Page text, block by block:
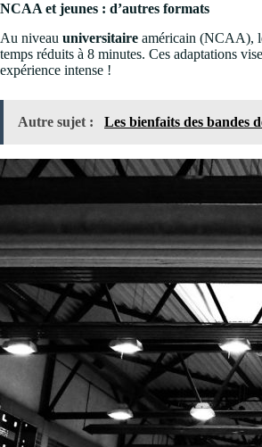
NCAA et jeunes : d’autres formats
Au niveau universitaire américain (NCAA),
temps réduits à 8 minutes. Ces adaptations
expérience intense !
Autre sujet : Les bienfaits des bandes